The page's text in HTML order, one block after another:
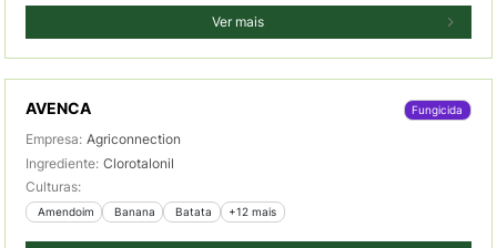
Ver mais
AVENCA Fungicida
Empresa: Agriconnection
Ingrediente: Clorotalonil
Culturas:
Amendoim Banana Batata +12 mais